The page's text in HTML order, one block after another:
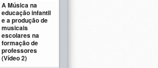
A Música na
educação infantil
e a produção de
musicais
escolares na
formação de
professores
(Vídeo 2)